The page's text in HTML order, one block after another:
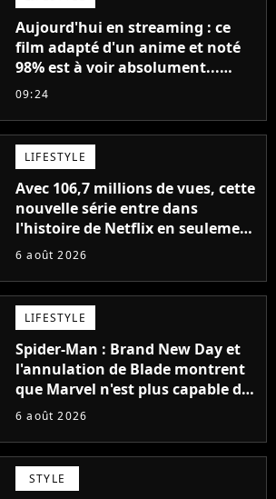
Aujourd'hui en streaming : ce
film adapté d'un anime et noté
98% est à voir absolument...
sinon vous ne comprendrez plus
09:24
LIFESTYLE
Avec 106,7 millions de vues, cette
nouvelle série entre dans
l'histoire de Netflix en seulement
48 jours
6 août 2026
LIFESTYLE
Spider-Man : Brand New Day et
l'annulation de Blade montrent
que Marvel n'est plus capable de
faire quoi que ce soit de simple
6 août 2026
STYLE